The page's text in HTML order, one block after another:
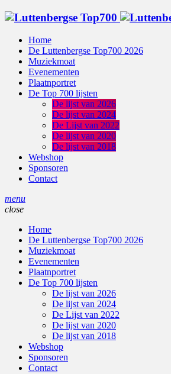
Home
De Luttenbergse Top700 2026
Muziekmoat
Evenementen
Plaatnportret
De Top 700 lijsten
De lijst van 2026
De lijst van 2024
De Lijst van 2022
De lijst van 2020
De lijst van 2018
Webshop
Sponsoren
Contact
menu
close
Home
De Luttenbergse Top700 2026
Muziekmoat
Evenementen
Plaatnportret
De Top 700 lijsten
De lijst van 2026
De lijst van 2024
De Lijst van 2022
De lijst van 2020
De lijst van 2018
Webshop
Sponsoren
Contact